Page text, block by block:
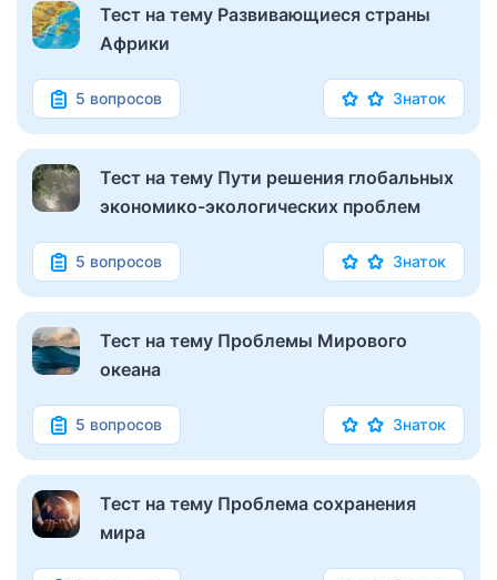
Тест на тему Развивающиеся страны
Африки
5 вопросов Знаток
Тест на тему Пути решения глобальных
экономико-экологических проблем
5 вопросов Знаток
Тест на тему Проблемы Мирового
океана
5 вопросов Знаток
Тест на тему Проблема сохранения
мира